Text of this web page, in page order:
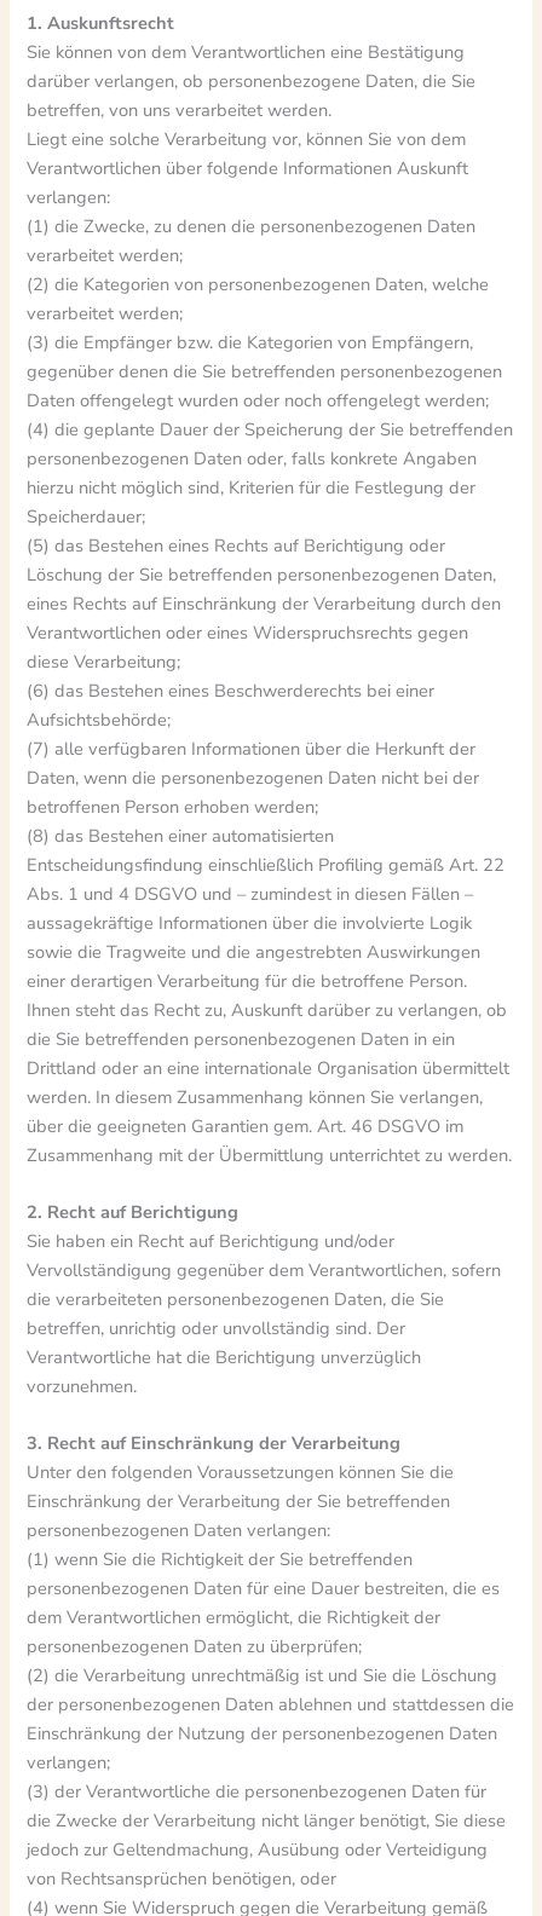
1. Auskunftsrecht
Sie können von dem Verantwortlichen eine Bestätigung
darüber verlangen, ob personenbezogene Daten, die Sie
betreffen, von uns verarbeitet werden.
Liegt eine solche Verarbeitung vor, können Sie von dem
Verantwortlichen über folgende Informationen Auskunft
verlangen:
(1) die Zwecke, zu denen die personenbezogenen Daten
verarbeitet werden;
(2) die Kategorien von personenbezogenen Daten, welche
verarbeitet werden;
(3) die Empfänger bzw. die Kategorien von Empfängern,
gegenüber denen die Sie betreffenden personenbezogenen
Daten offengelegt wurden oder noch offengelegt werden;
(4) die geplante Dauer der Speicherung der Sie betreffenden
personenbezogenen Daten oder, falls konkrete Angaben
hierzu nicht möglich sind, Kriterien für die Festlegung der
Speicherdauer;
(5) das Bestehen eines Rechts auf Berichtigung oder
Löschung der Sie betreffenden personenbezogenen Daten,
eines Rechts auf Einschränkung der Verarbeitung durch den
Verantwortlichen oder eines Widerspruchsrechts gegen
diese Verarbeitung;
(6) das Bestehen eines Beschwerderechts bei einer
Aufsichtsbehörde;
(7) alle verfügbaren Informationen über die Herkunft der
Daten, wenn die personenbezogenen Daten nicht bei der
betroffenen Person erhoben werden;
(8) das Bestehen einer automatisierten
Entscheidungsfindung einschließlich Profiling gemäß Art. 22
Abs. 1 und 4 DSGVO und – zumindest in diesen Fällen –
aussagekräftige Informationen über die involvierte Logik
sowie die Tragweite und die angestrebten Auswirkungen
einer derartigen Verarbeitung für die betroffene Person.
Ihnen steht das Recht zu, Auskunft darüber zu verlangen, ob
die Sie betreffenden personenbezogenen Daten in ein
Drittland oder an eine internationale Organisation übermittelt
werden. In diesem Zusammenhang können Sie verlangen,
über die geeigneten Garantien gem. Art. 46 DSGVO im
Zusammenhang mit der Übermittlung unterrichtet zu werden.
2. Recht auf Berichtigung
Sie haben ein Recht auf Berichtigung und/oder
Vervollständigung gegenüber dem Verantwortlichen, sofern
die verarbeiteten personenbezogenen Daten, die Sie
betreffen, unrichtig oder unvollständig sind. Der
Verantwortliche hat die Berichtigung unverzüglich
vorzunehmen.
3. Recht auf Einschränkung der Verarbeitung
Unter den folgenden Voraussetzungen können Sie die
Einschränkung der Verarbeitung der Sie betreffenden
personenbezogenen Daten verlangen:
(1) wenn Sie die Richtigkeit der Sie betreffenden
personenbezogenen Daten für eine Dauer bestreiten, die es
dem Verantwortlichen ermöglicht, die Richtigkeit der
personenbezogenen Daten zu überprüfen;
(2) die Verarbeitung unrechtmäßig ist und Sie die Löschung
der personenbezogenen Daten ablehnen und stattdessen die
Einschränkung der Nutzung der personenbezogenen Daten
verlangen;
(3) der Verantwortliche die personenbezogenen Daten für
die Zwecke der Verarbeitung nicht länger benötigt, Sie diese
jedoch zur Geltendmachung, Ausübung oder Verteidigung
von Rechtsansprüchen benötigen, oder
(4) wenn Sie Widerspruch gegen die Verarbeitung gemäß